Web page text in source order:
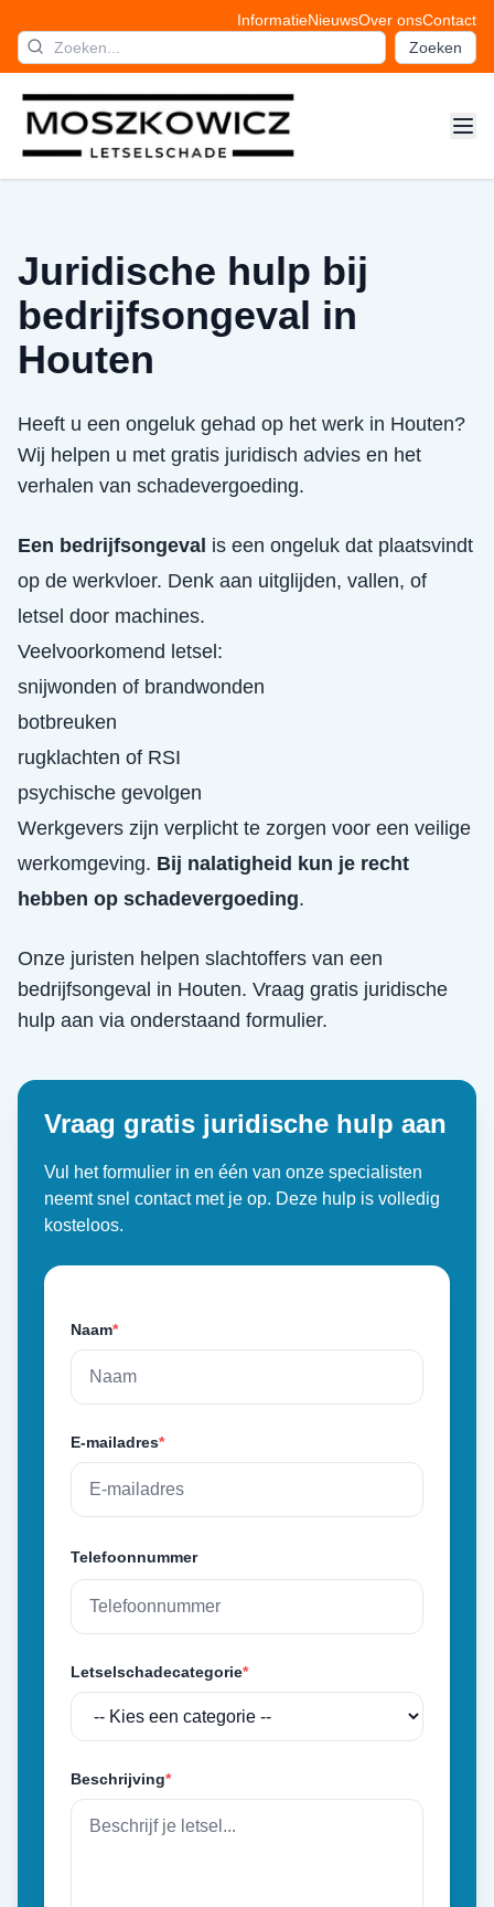
InformatieNieuwsOver onsContact
Zoeken
Juridische hulp bij
bedrijfsongeval in
Houten
Heeft u een ongeluk gehad op het werk in Houten?
Wij helpen u met gratis juridisch advies en het
verhalen van schadevergoeding.
Een bedrijfsongeval is een ongeluk dat plaatsvindt
op de werkvloer. Denk aan uitglijden, vallen, of
letsel door machines.
Veelvoorkomend letsel:
snijwonden of brandwonden
botbreuken
rugklachten of RSI
psychische gevolgen
Werkgevers zijn verplicht te zorgen voor een veilige
werkomgeving. Bij nalatigheid kun je recht
hebben op schadevergoeding.
Onze juristen helpen slachtoffers van een
bedrijfsongeval in Houten. Vraag gratis juridische
hulp aan via onderstaand formulier.
Vraag gratis juridische hulp aan
Vul het formulier in en één van onze specialisten
neemt snel contact met je op. Deze hulp is volledig
kosteloos.
Naam*
E-mailadres*
Telefoonnummer
Letselschadecategorie*
Beschrijving*